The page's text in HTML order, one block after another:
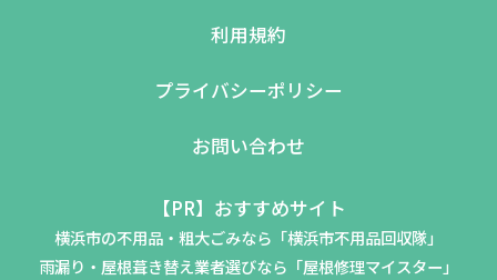
利用規約
プライバシーポリシー
お問い合わせ
【PR】おすすめサイト
横浜市の不用品・粗大ごみなら「横浜市不用品回収隊」
雨漏り・屋根葺き替え業者選びなら「屋根修理マイスター」